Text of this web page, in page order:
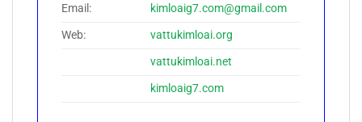
Email:
kimloaig7.com@gmail.com
Web:
vattukimloai.org
vattukimloai.net
kimloaig7.com